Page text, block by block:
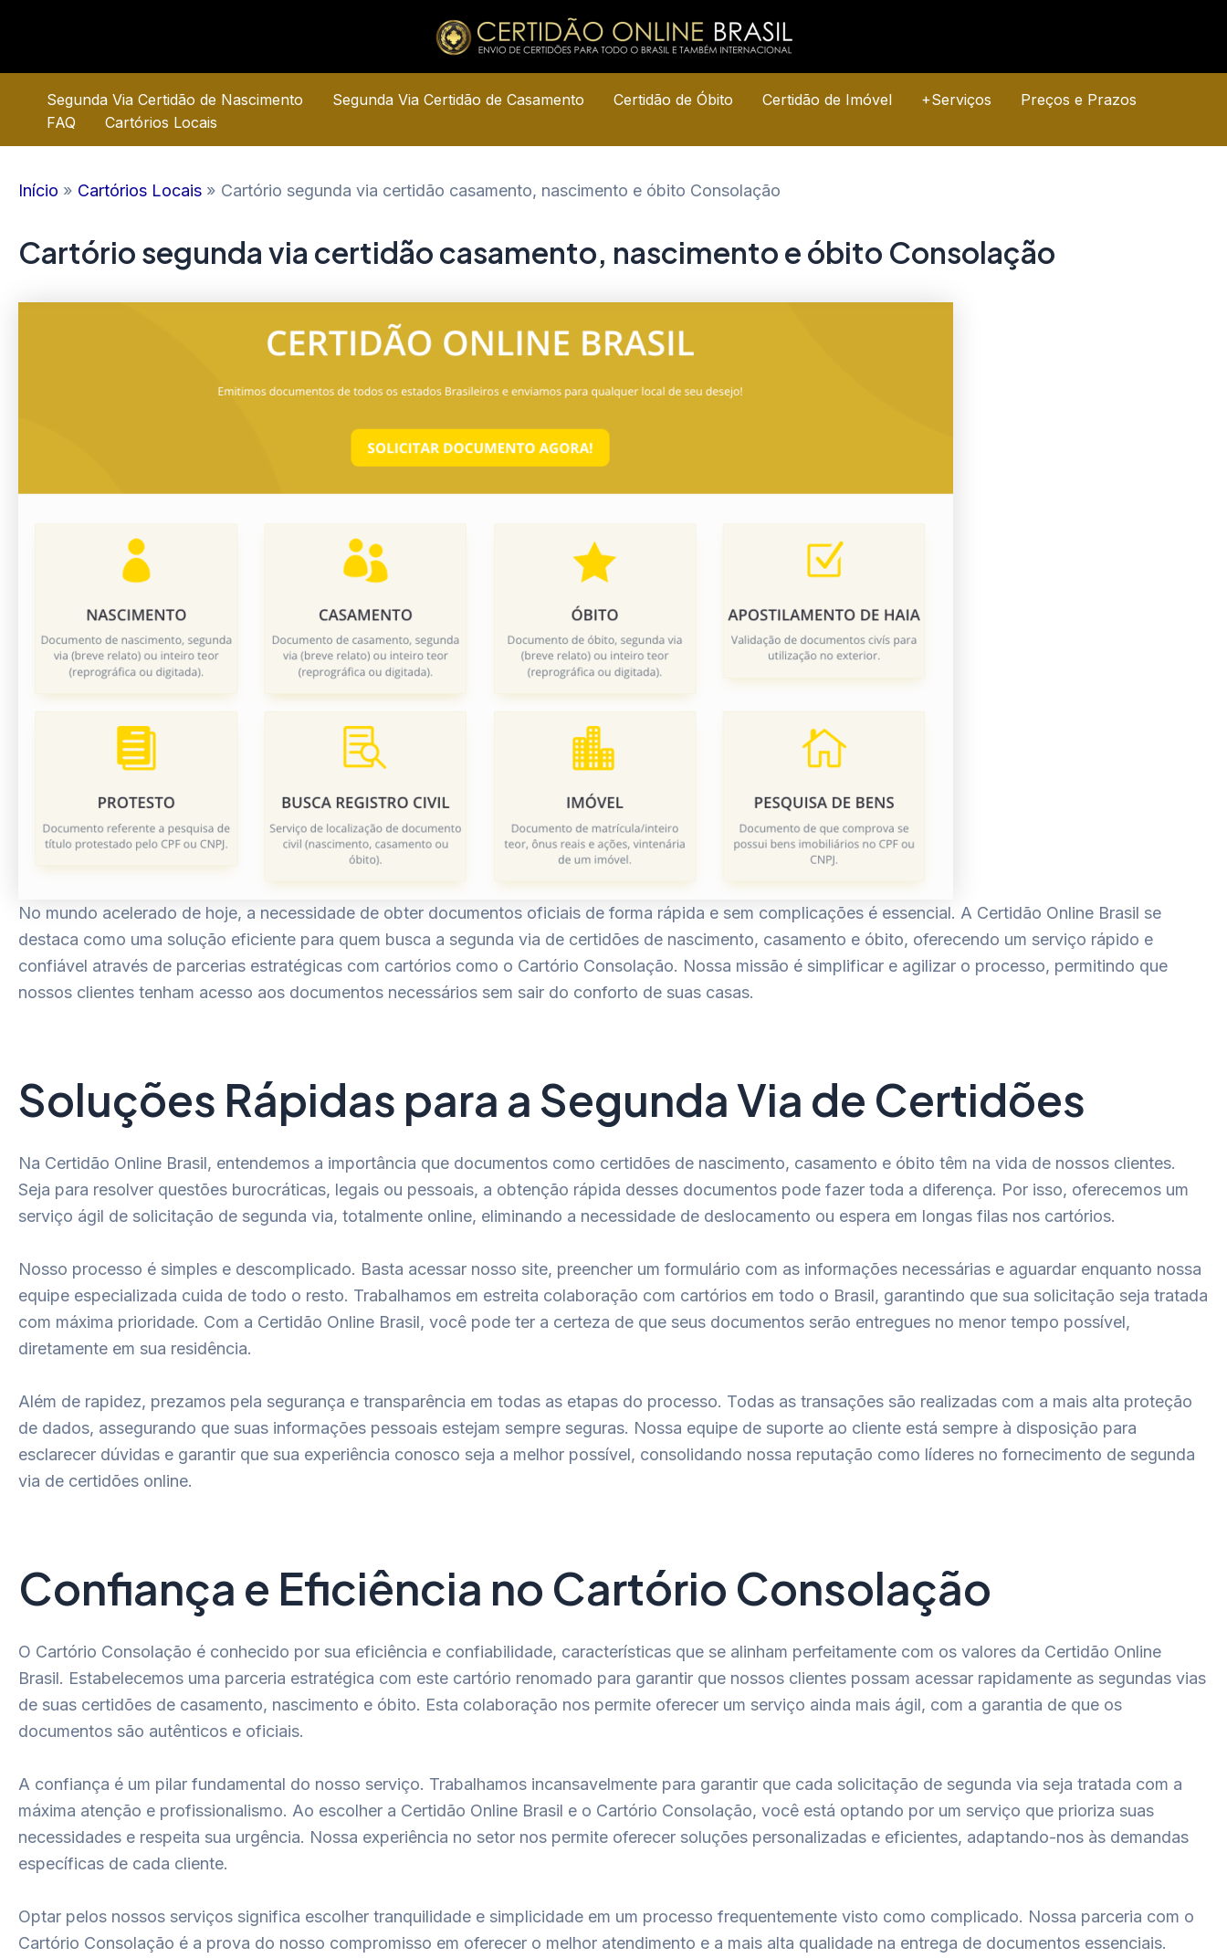
conteúdoSegunda Via Certidão de Nascimento Segunda Via Certidão de Casamento Certidão de Óbito Certidão de Imóvel +Serviços
Preços e Prazos
FAQ
Cartórios Locais
Início Cartórios Locais Cartório segunda via certidão casamento, nascimento e óbito Consolação
Cartório segunda via certidão casamento, nascimento e óbito Consolação
No mundo acelerado de hoje, a necessidade de obter documentos oficiais de forma rápida e sem complicações é essencial. A Certidão Online Brasil se
destaca como uma solução eficiente para quem busca a segunda via de certidões de nascimento, casamento e óbito, oferecendo um serviço rápido e
confiável através de parcerias estratégicas com cartórios como o Cartório Consolação. Nossa missão é simplificar e agilizar o processo, permitindo que
nossos clientes tenham acesso aos documentos necessários sem sair do conforto de suas casas.
Soluções Rápidas para a Segunda Via de Certidões
Na Certidão Online Brasil, entendemos a importância que documentos como certidões de nascimento, casamento e óbito têm na vida de nossos clientes.
Seja para resolver questões burocráticas, legais ou pessoais, a obtenção rápida desses documentos pode fazer toda a diferença. Por isso, oferecemos um
serviço ágil de solicitação de segunda via, totalmente online, eliminando a necessidade de deslocamento ou espera em longas filas nos cartórios.
Nosso processo é simples e descomplicado. Basta acessar nosso site, preencher um formulário com as informações necessárias e aguardar enquanto nossa
equipe especializada cuida de todo o resto. Trabalhamos em estreita colaboração com cartórios em todo o Brasil, garantindo que sua solicitação seja tratada
com máxima prioridade. Com a Certidão Online Brasil, você pode ter a certeza de que seus documentos serão entregues no menor tempo possível,
diretamente em sua residência.
Além de rapidez, prezamos pela segurança e transparência em todas as etapas do processo. Todas as transações são realizadas com a mais alta proteção
de dados, assegurando que suas informações pessoais estejam sempre seguras. Nossa equipe de suporte ao cliente está sempre à disposição para
esclarecer dúvidas e garantir que sua experiência conosco seja a melhor possível, consolidando nossa reputação como líderes no fornecimento de segunda
via de certidões online.
Confiança e Eficiência no Cartório Consolação
O Cartório Consolação é conhecido por sua eficiência e confiabilidade, características que se alinham perfeitamente com os valores da Certidão Online
Brasil. Estabelecemos uma parceria estratégica com este cartório renomado para garantir que nossos clientes possam acessar rapidamente as segundas vias
de suas certidões de casamento, nascimento e óbito. Esta colaboração nos permite oferecer um serviço ainda mais ágil, com a garantia de que os
documentos são autênticos e oficiais.
A confiança é um pilar fundamental do nosso serviço. Trabalhamos incansavelmente para garantir que cada solicitação de segunda via seja tratada com a
máxima atenção e profissionalismo. Ao escolher a Certidão Online Brasil e o Cartório Consolação, você está optando por um serviço que prioriza suas
necessidades e respeita sua urgência. Nossa experiência no setor nos permite oferecer soluções personalizadas e eficientes, adaptando-nos às demandas
específicas de cada cliente.
Optar pelos nossos serviços significa escolher tranquilidade e simplicidade em um processo frequentemente visto como complicado. Nossa parceria com o
Cartório Consolação é a prova do nosso compromisso em oferecer o melhor atendimento e a mais alta qualidade na entrega de documentos essenciais.